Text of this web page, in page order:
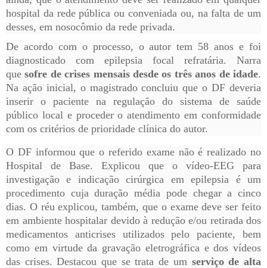
hospital da rede pública ou conveniada ou, na falta de um
desses, em nosocômio da rede privada.
De acordo com o processo, o autor tem 58 anos e foi
diagnosticado com epilepsia focal refratária. Narra
quesofre de crises mensais desde os três anos de idade.
Na ação inicial, o magistrado concluiu que o DF deveria
inserir o paciente na regulação do sistema de saúde
público local e proceder o atendimento em conformidade
com os critérios de prioridade clínica do autor.
O DF informou que o referido exame não é realizado no
Hospital de Base. Explicou que o vídeo-EEG para
investigação e indicação cirúrgica em epilepsia é um
procedimento cuja duração média pode chegar a cinco
dias. O réu explicou, também, que o exame deve ser feito
em ambiente hospitalar devido à redução e/ou retirada dos
medicamentos anticrises utilizados pelo paciente, bem
como em virtude da gravação eletrográfica e dos vídeos
das crises. Destacou que se trata de um serviço de alta